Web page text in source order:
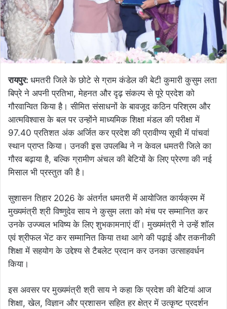
रायपुर: धमतरी जिले के छोटे से ग्राम कंडेल की बेटी कुमारी कुसुम लता
बिप्रे ने अपनी प्रतिभा, मेहनत और दृढ़ संकल्प से पूरे प्रदेश को
गौरवान्वित किया है। सीमित संसाधनों के बावजूद कठिन परिश्रम और
आत्मविश्वास के बल पर उन्होंने माध्यमिक शिक्षा मंडल की परीक्षा में
97.40 प्रतिशत अंक अर्जित कर प्रदेश की प्रावीण्य सूची में पांचवां
स्थान प्राप्त किया। उनकी इस उपलब्धि ने न केवल धमतरी जिले का
गौरव बढ़ाया है, बल्कि ग्रामीण अंचल की बेटियों के लिए प्रेरणा की नई
मिसाल भी प्रस्तुत की है।
सुशासन तिहार 2026 के अंतर्गत धमतरी में आयोजित कार्यक्रम में
मुख्यमंत्री श्री विष्णुदेव साय ने कुसुम लता को मंच पर सम्मानित कर
उनके उज्ज्वल भविष्य के लिए शुभकामनाएं दीं। मुख्यमंत्री ने उन्हें शॉल
एवं श्रीफल भेंट कर सम्मानित किया तथा आगे की पढ़ाई और तकनीकी
शिक्षा में सहयोग के उद्देश्य से टैबलेट प्रदान कर उनका उत्साहवर्धन
किया।
इस अवसर पर मुख्यमंत्री श्री साय ने कहा कि प्रदेश की बेटियां आज
शिक्षा, खेल, विज्ञान और प्रशासन सहित हर क्षेत्र में उत्कृष्ट प्रदर्शन